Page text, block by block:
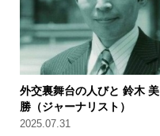
外交裏舞台の人びと 鈴木 美
勝（ジャーナリスト）
2025.07.31